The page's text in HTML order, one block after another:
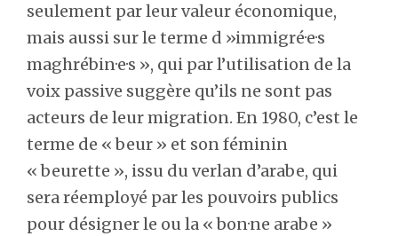
seulement par leur valeur économique,
mais aussi sur le terme d »immigré·e·s
maghrébin·e·s », qui par l’utilisation de la
voix passive suggère qu’ils ne sont pas
acteurs de leur migration. En 1980, c’est le
terme de « beur » et son féminin
« beurette », issu du verlan d’arabe, qui
sera réemployé par les pouvoirs publics
pour désigner le ou la « bon·ne arabe »